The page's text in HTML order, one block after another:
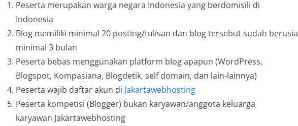
Peserta merupakan warga negara Indonesia yang berdomisili di
Indonesia
Blog memiliki minimal 20 posting/tulisan dan blog tersebut sudah berusia
minimal 3 bulan
Peserta bebas menggunakan platform blog apapun (WordPress,
Blogspot, Kompasiana, Blogdetik, self domain, dan lain-lainnya)
Peserta wajib daftar akun di Jakartawebhosting
Peserta kompetisi (Blogger) bukan karyawan/anggota keluarga
karyawan Jakartawebhosting